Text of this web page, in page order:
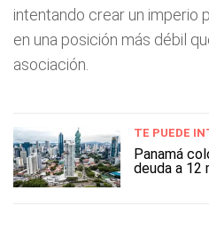
intentando crear un imperio
en una posición más débil
asociación.
TE PUEDE
Panamá
deuda a 12